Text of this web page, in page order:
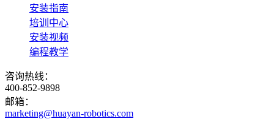
安装指南
培训中心
安装视频
编程教学
咨询热线：
400-852-9898
邮箱：
marketing@huayan-robotics.com